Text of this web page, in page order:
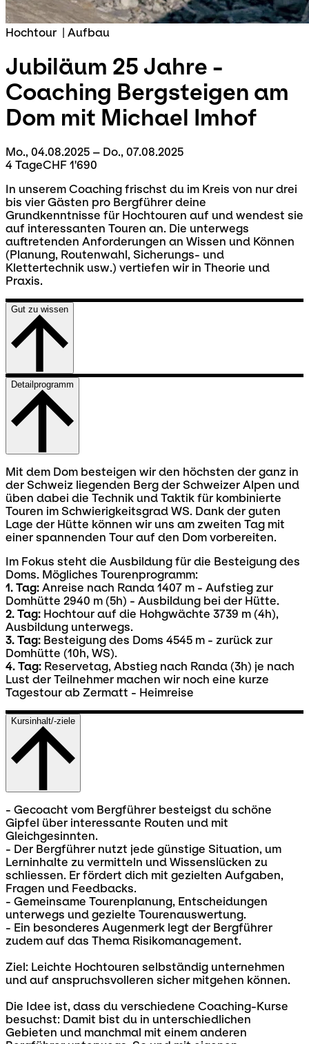
Hochtour | Aufbau
Jubiläum 25 Jahre -
Coaching Bergsteigen am
Dom mit Michael Imhof
Mo., 04.08.2025 – Do., 07.08.2025
4 TageCHF 1'690
In unserem Coaching frischst du im Kreis von nur drei
bis vier Gästen pro Bergführer deine
Grundkenntnisse für Hochtouren auf und wendest sie
auf interessanten Touren an. Die unterwegs
auftretenden Anforderungen an Wissen und Können
(Planung, Routenwahl, Sicherungs- und
Klettertechnik usw.) vertiefen wir in Theorie und
Praxis.
Gut zu wissen
Detailprogramm
Mit dem Dom besteigen wir den höchsten der ganz in
der Schweiz liegenden Berg der Schweizer Alpen und
üben dabei die Technik und Taktik für kombinierte
Touren im Schwierigkeitsgrad WS. Dank der guten
Lage der Hütte können wir uns am zweiten Tag mit
einer spannenden Tour auf den Dom vorbereiten.
Im Fokus steht die Ausbildung für die Besteigung des
Doms. Mögliches Tourenprogramm:
1. Tag: Anreise nach Randa 1407 m - Aufstieg zur
Domhütte 2940 m (5h) - Ausbildung bei der Hütte.
2. Tag: Hochtour auf die Hohgwächte 3739 m (4h),
Ausbildung unterwegs.
3. Tag: Besteigung des Doms 4545 m - zurück zur
Domhütte (10h, WS).
4. Tag: Reservetag, Abstieg nach Randa (3h) je nach
Lust der Teilnehmer machen wir noch eine kurze
Tagestour ab Zermatt - Heimreise
Kursinhalt/-ziele
- Gecoacht vom Bergführer besteigst du schöne
Gipfel über interessante Routen und mit
Gleichgesinnten.
- Der Bergführer nutzt jede günstige Situation, um
Lerninhalte zu vermitteln und Wissenslücken zu
schliessen. Er fördert dich mit gezielten Aufgaben,
Fragen und Feedbacks.
- Gemeinsame Tourenplanung, Entscheidungen
unterwegs und gezielte Tourenauswertung.
- Ein besonderes Augenmerk legt der Bergführer
zudem auf das Thema Risikomanagement.
Ziel: Leichte Hochtouren selbständig unternehmen
und auf anspruchsvolleren sicher mitgehen können.
Die Idee ist, dass du verschiedene Coaching-Kurse
besuchst: Damit bist du in unterschiedlichen
Gebieten und manchmal mit einem anderen